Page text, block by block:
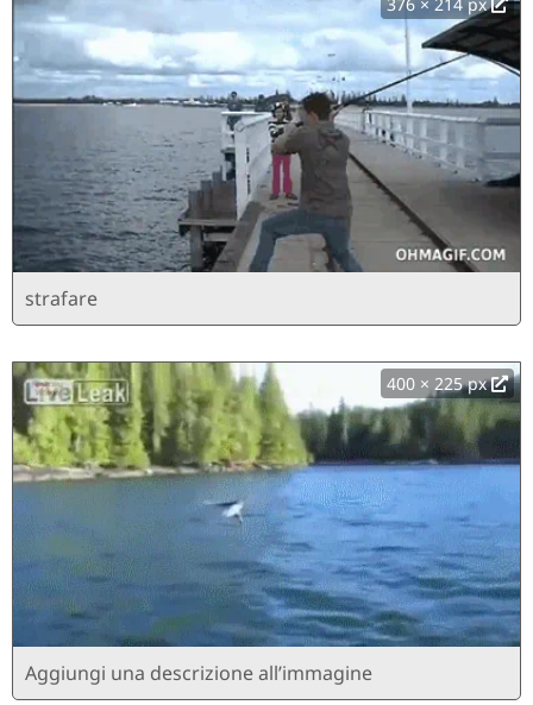
strafare
400 × 225 px
Aggiungi una descrizione all’immagine